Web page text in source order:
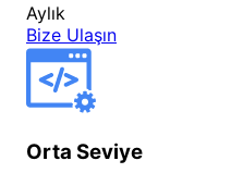
Aylık
Bize Ulaşın
Orta Seviye